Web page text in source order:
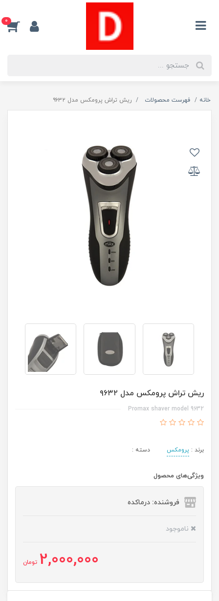
0
خانه فهرست محصولات ریش تراش پرومکس مدل ۹۶۳۲
ریش تراش پرومکس مدل ۹۶۳۲
Promax shaver model 9632
برند : پرومکس دسته :
ویژگی‌های محصول
فروشنده: درماکده
ناموجود
2,000,000 تومان